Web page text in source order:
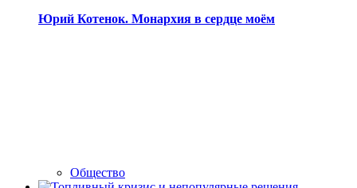
Юрий Котенок. Монархия в сердце моём
Общество